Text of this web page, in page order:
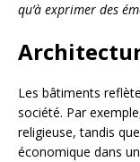
qu’à exprimer des
Les bâtiments
société. Par
religieuse, tandis
économique dans